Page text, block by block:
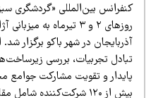
بین‌المللی «گردشگری سبز
روزهای ۲ و ۳ تیرماه به
در شهر باکو برگزار شد. این
تجربیات، بررسی
و تقویت مشارکت جوامع محلی
بیش از ۱۲۰ شرکت‌کننده شامل